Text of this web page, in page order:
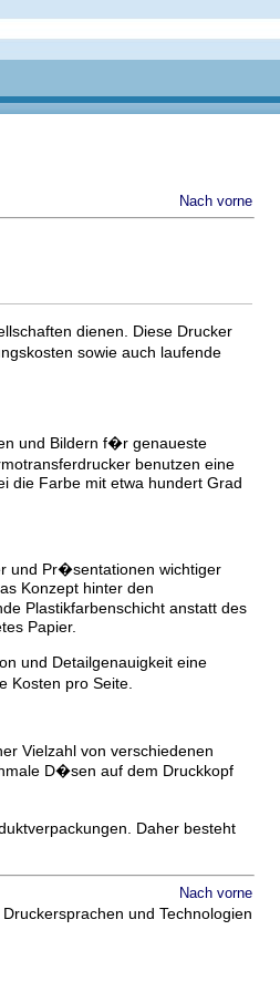
Nach vorne
dienen. Diese Drucker
sowie auch laufende
und Bildern f�r genaueste
benutzen eine
die Farbe mit etwa hundert Grad
und Pr�sentationen wichtiger
Konzept hinter den
Plastikfarbenschicht anstatt des
Papier.
und Detailgenauigkeit eine
pro Seite.
Vielzahl von verschiedenen
D�sen auf dem Druckkopf
Daher besteht
Nach vorne
Druckersprachen und Technologien